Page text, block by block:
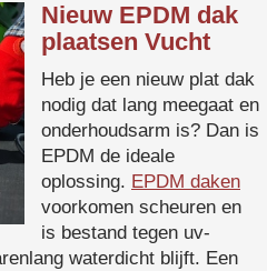
Nieuw EPDM dak
plaatsen Vucht
Heb je een nieuw plat dak
nodig dat lang meegaat en
onderhoudsarm is? Dan is
EPDM de ideale
oplossing. EPDM daken
voorkomen scheuren en
is bestand tegen uv-
waterdicht blijft. Een